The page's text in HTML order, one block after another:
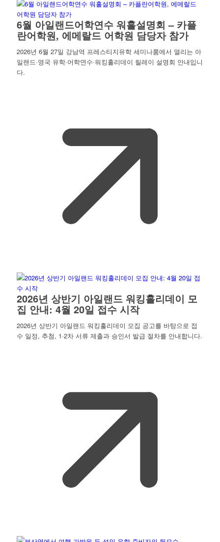
6월 아일랜드어학연수 워홀설명회 – 카플
란어학원, 에메랄드 어학원 담당자 참가
2026년 6월 27일 강남역 프레스티지유학 세미나룸에서 열리는 아
일랜드·영국 유학·어학연수·워킹홀리데이 릴레이 설명회 안내입니
다.
2026년 상반기 아일랜드 워킹홀리데이 모
집 안내: 4월 20일 접수 시작
2026년 상반기 아일랜드 워킹홀리데이 모집 공고를 바탕으로 접
수 일정, 추첨, 1·2차 서류 제출과 승인서 발급 절차를 안내합니다.